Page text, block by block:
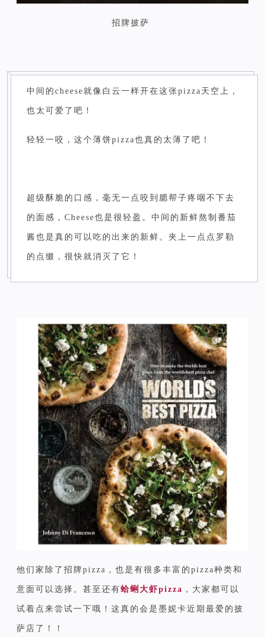
招牌披萨
中间的cheese就像白云一样开在这张pizza天空上，
也太可爱了吧！
轻轻一咬，这个薄饼pizza也真的太薄了吧！
超级酥脆的口感，毫无一点咬到腮帮子疼咽不下去
的面感，Cheese也是很轻盈。中间的新鲜熬制番茄
酱也是真的可以吃的出来的新鲜。夹上一点点罗勒
的点缀，很快就消灭了它！
他们家除了招牌pizza，也是有很多丰富的pizza种类和
意面可以选择。甚至还有蛤蜊大虾pizza ，大家都可以
试着点来尝试一下哦！这真的会是墨妮卡近期最爱的披
萨店了！！